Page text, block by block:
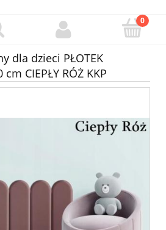
dla dzieci PŁOTEK
CIEPŁY RÓŻ KKP